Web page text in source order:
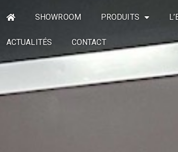
SHOWROOM PRODUITS
ACTUALITÉS CONTACT